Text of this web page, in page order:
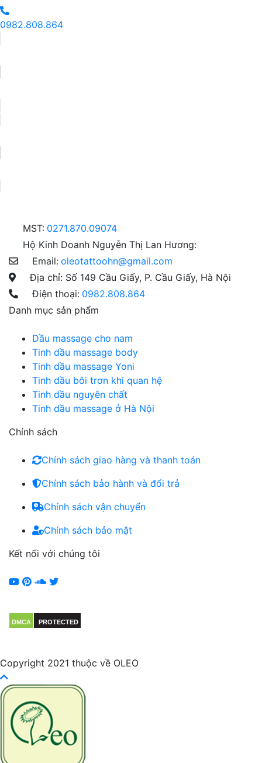
0982.808.864
MST: 0271.870.09074
Hộ Kinh Doanh Nguyễn Thị Lan Hương:
Email: oleotattoohn@gmail.com
Địa chỉ: Số 149 Cầu Giấy, P. Cầu Giấy, Hà Nội
Điện thoại: 0982.808.864
Danh mục sản phẩm
Dầu massage cho nam
Tinh dầu massage body
Tinh dầu massage Yoni
Tinh dầu bôi trơn khi quan hệ
Tinh dầu nguyên chất
Tinh dầu massage ở Hà Nội
Chính sách
Chính sách giao hàng và thanh toán
Chính sách bảo hành và đổi trả
Chính sách vận chuyển
Chính sách bảo mật
Kết nối với chúng tôi
DMCA PROTECTED
Copyright 2021 thuộc về OLEO